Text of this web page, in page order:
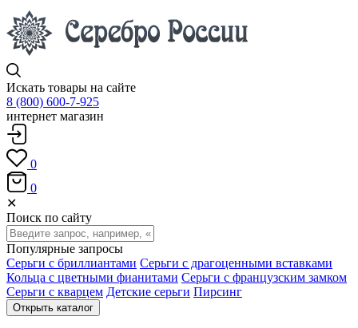
Искать товары на сайте
8 (800) 600-7-925
интернет магазин
0
0
✕
Поиск по сайту
Популярные запросы
Серьги с бриллиантами Серьги с драгоценными вставками
Кольца с цветными фианитами Серьги с французским замком
Серьги с кварцем Детские серьги Пирсинг
Открыть каталог